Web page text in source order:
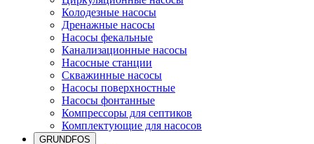
Колодезные насосы
Дренажные насосы
Насосы фекальные
Канализационные насосы
Насосные станции
Скважинные насосы
Насосы поверхностные
Насосы фонтанные
Компрессоры для септиков
Комплектующие для насосов
GRUNDFOS